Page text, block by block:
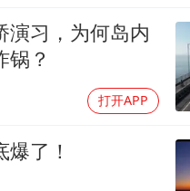
演习，为何岛内
锅？
打开APP
了！